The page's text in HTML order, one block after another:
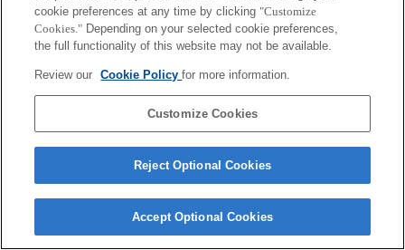
Completamente compatibile
Compatibile, ma con restrizioni
VMC-SA1
Contact Us Cookie Policy
cookie preferences at any time by clicking "Customize
Cookies." Depending on your selected cookie preferences,
the full functionality of this website may not be available.
Review our Cookie Policyfor more information.
Customize Cookies
Reject Optional Cookies
Accept Optional Cookies